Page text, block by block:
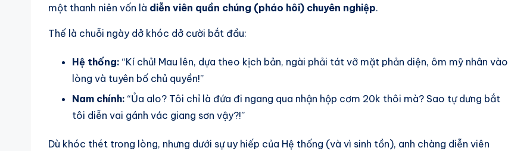
một thanh niên vốn là diễn viên quần chúng (pháo hôi) chuyên nghiệp.
Thế là chuỗi ngày dở khóc dở cười bắt đầu:
Hệ thống: “Kí chủ! Mau lên, dựa theo kịch bản, ngài phải tát vỡ mặt phản diện, ôm mỹ nhân vào
lòng và tuyên bố chủ quyền!”
Nam chính: “Ủa alo? Tôi chỉ là đứa đi ngang qua nhận hộp cơm 20k thôi mà? Sao tự dưng bắt
tôi diễn vai gánh vác giang sơn vậy?!”
Dù khóc thét trong lòng, nhưng dưới sự uy hiếp của Hệ thống (và vì sinh tồn), anh chàng diễn viên